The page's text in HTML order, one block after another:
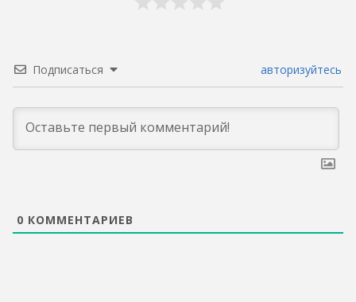
Подписаться авторизуйтесь
0 КОММЕНТАРИЕВ